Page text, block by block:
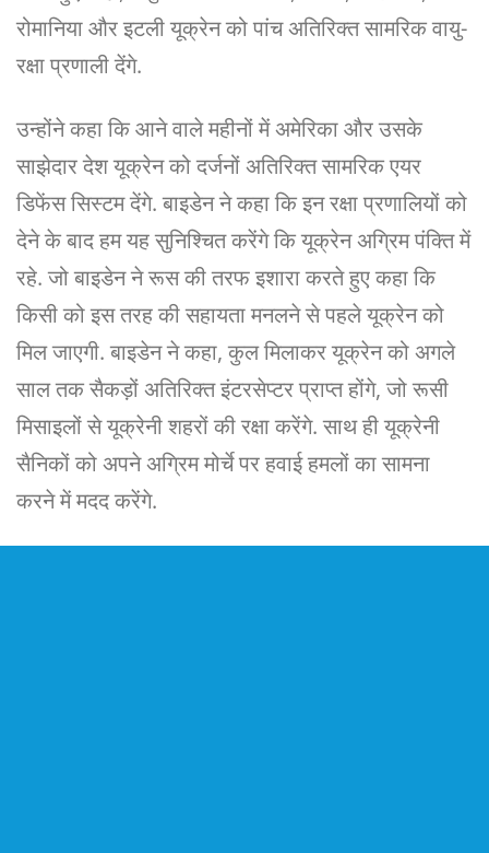
रोमानिया और इटली यूक्रेन को पांच अतिरिक्त सामरिक वायु-
रक्षा प्रणाली देंगे.
उन्होंने कहा कि आने वाले महीनों में अमेरिका और उसके
साझेदार देश यूक्रेन को दर्जनों अतिरिक्त सामरिक एयर
डिफेंस सिस्टम देंगे. बाइडेन ने कहा कि इन रक्षा प्रणालियों को
देने के बाद हम यह सुनिश्चित करेंगे कि यूक्रेन अग्रिम पंक्ति में
रहे. जो बाइडेन ने रूस की तरफ इशारा करते हुए कहा कि
किसी को इस तरह की सहायता मनलने से पहले यूक्रेन को
मिल जाएगी. बाइडेन ने कहा, कुल मिलाकर यूक्रेन को अगले
साल तक सैकड़ों अतिरिक्त इंटरसेप्टर प्राप्त होंगे, जो रूसी
मिसाइलों से यूक्रेनी शहरों की रक्षा करेंगे. साथ ही यूक्रेनी
सैनिकों को अपने अग्रिम मोर्चे पर हवाई हमलों का सामना
करने में मदद करेंगे.